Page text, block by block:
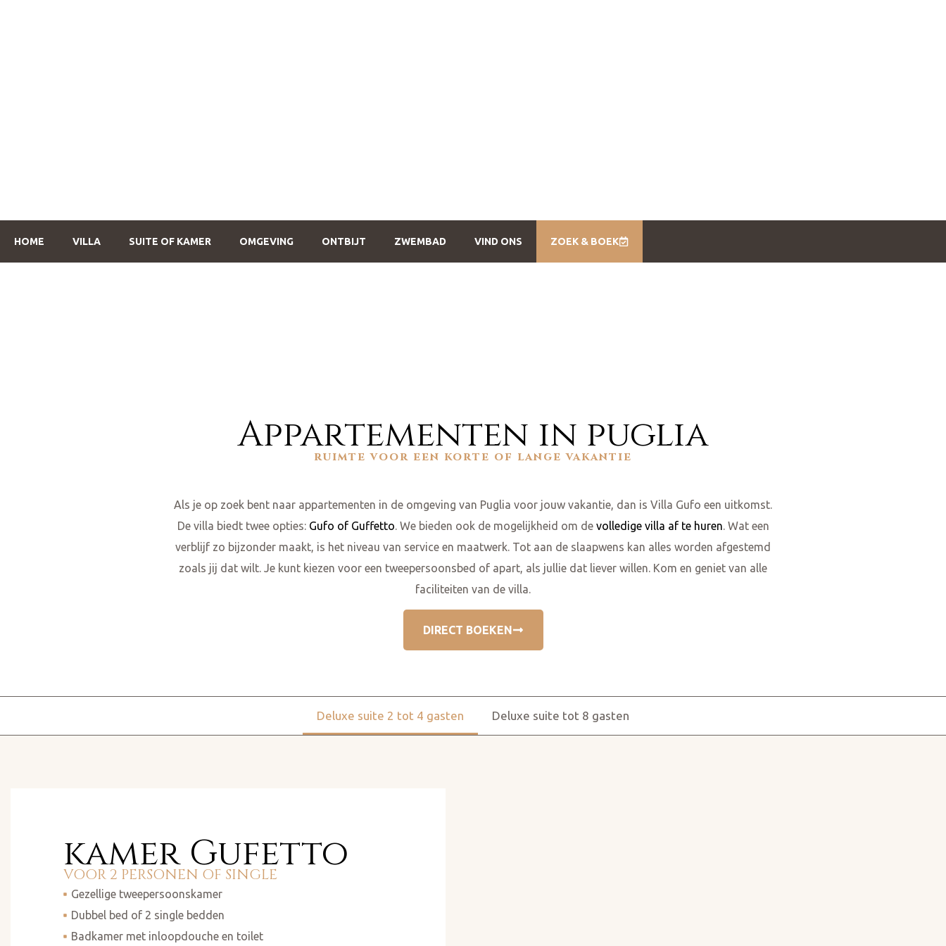
HOME VILLA SUITE OF KAMER OMGEVING ONTBIJT ZWEMBAD VIND ONS ZOEK & BOEK
Appartementen in puglia
ruimte voor een korte of lange vakantie
Als je op zoek bent naar appartementen in de omgeving van Puglia voor jouw vakantie, dan is Villa Gufo een uitkomst.
De villa biedt twee opties: Gufo of Guffetto. We bieden ook de mogelijkheid om de volledige villa af te huren. Wat een
verblijf zo bijzonder maakt, is het niveau van service en maatwerk. Tot aan de slaapwens kan alles worden afgestemd
zoals jij dat wilt. Je kunt kiezen voor een tweepersoonsbed of apart, als jullie dat liever willen. Kom en geniet van alle
faciliteiten van de villa.
DIRECT BOEKEN
Deluxe suite 2 tot 4 gasten Deluxe suite tot 8 gasten
kamer Gufetto ​
VOOR 2 PERSONEN OF SINGLE ​
Gezellige tweepersoonskamer
Dubbel bed of 2 single bedden
Badkamer met inloopdouche en toilet